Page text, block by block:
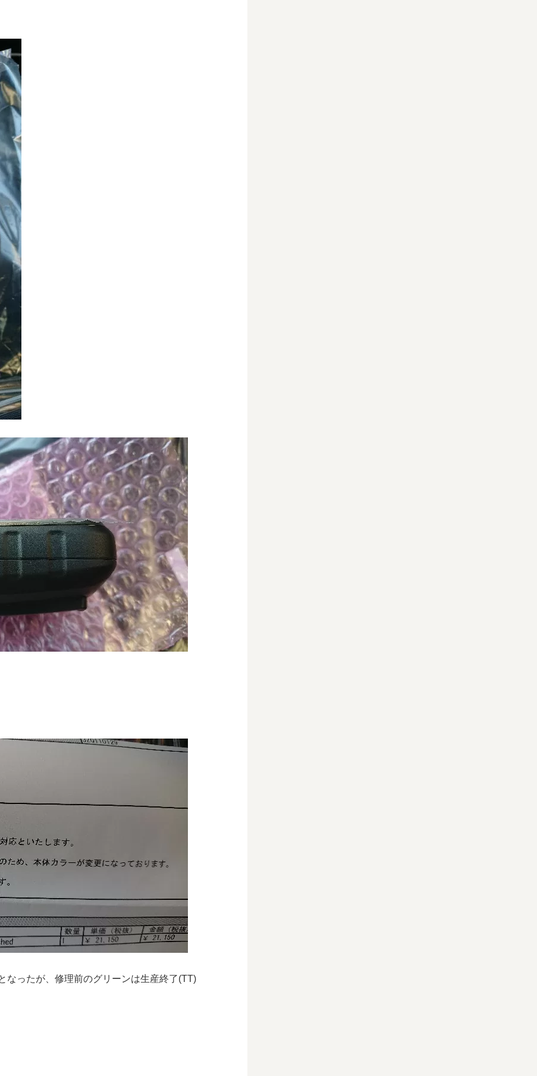
なったが、修理前のグリーンは生産終了(TT)